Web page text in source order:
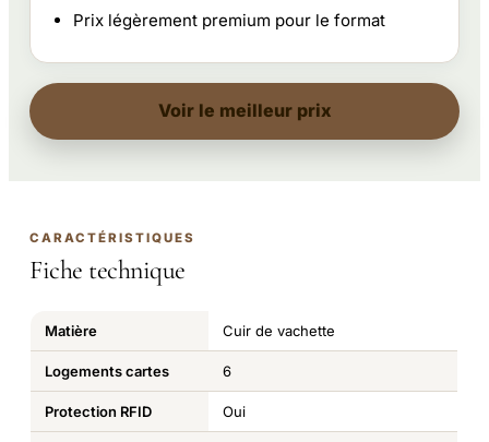
Prix légèrement premium pour le format
Voir le meilleur prix
CARACTÉRISTIQUES
Fiche technique
Matière Cuir de vachette
Logements cartes 6
Protection RFID Oui